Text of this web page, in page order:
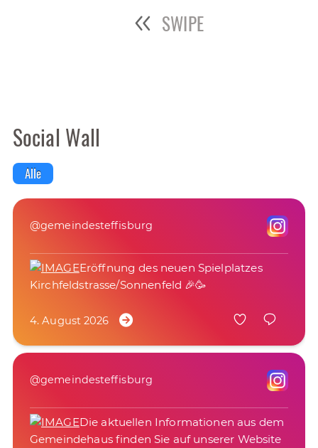
SWIPE
Social Wall
Alle
@gemeindesteffisburg
Eröffnung des neuen Spielplatzes
4. August 2026
@gemeindesteffisburg
Die aktuellen Informationen aus dem
Gemeindehaus finden Sie auf unserer Website